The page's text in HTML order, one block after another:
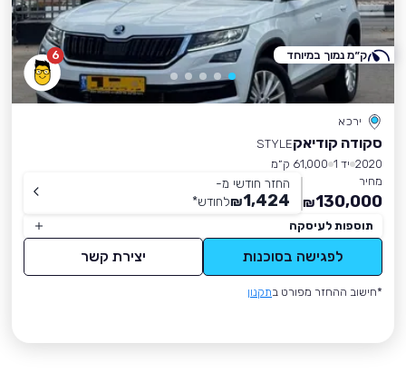
6
ירכא
סקודה קודיאקSTYLE
2020 יד 1
61,000 ק״מ
מחיר
130,000
₪
החזר חודשי מ-
1,424
₪לחודש*
תוספות לעיסקה
לפגישה בסוכנות יצירת קשר
*חישוב ההחזר מפורט בתקנון
ק״מ נמוך במיוחד